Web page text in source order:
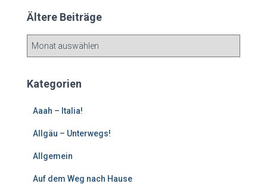
Ältere Beiträge
e
Kategorien
Aaah – Italia!
Allgäu – Unterwegs!
Allgemein
Auf dem Weg nach Hause